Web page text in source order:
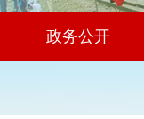
政务公开